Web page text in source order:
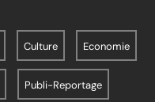
Culture Economie
Publi-Reportage